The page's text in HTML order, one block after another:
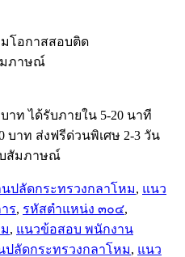
โอกาสสอบติด
มภาษณ์
าท ได้รับภายใน 5-20 นาที
บาท ส่งฟรีด่วนพิเศษ 2-3 วัน
บสัมภาษณ์
ปลัดกระทรวงกลาโหม, แนว
ร, รหัสตำแหน่ง ๓๐๔,
, แนวข้อสอบ พนักงาน
ลัดกระทรวงกลาโหม, แนว